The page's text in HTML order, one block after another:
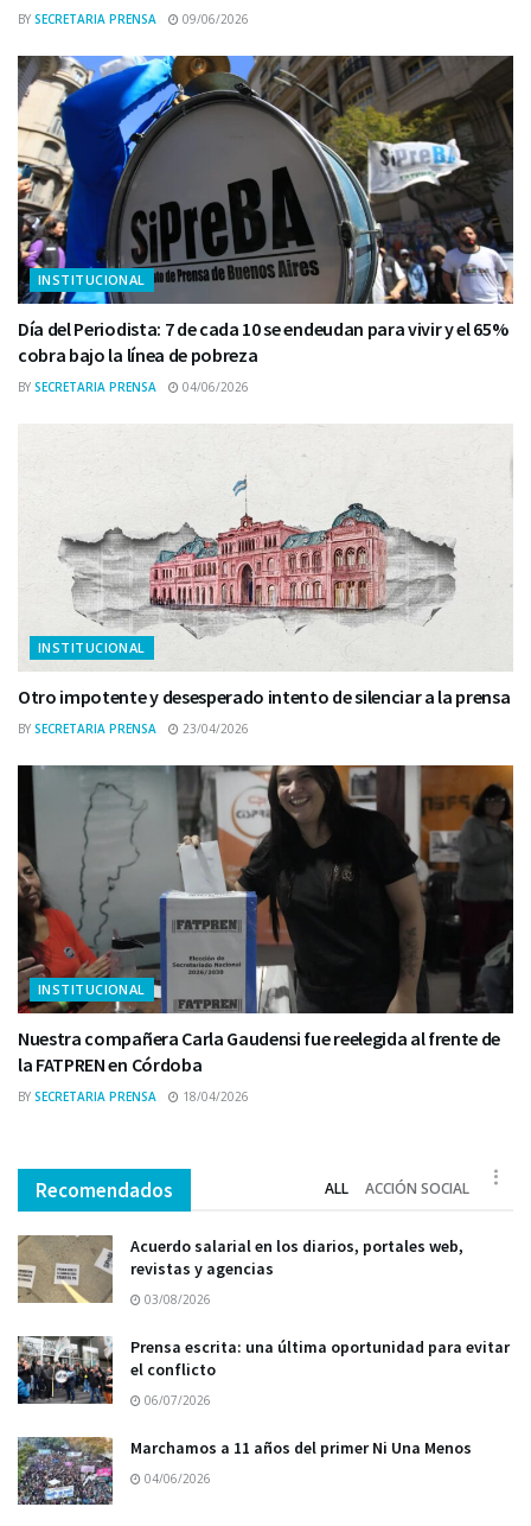
BY SECRETARIA PRENSA 09/06/2026
INSTITUCIONAL
Día del Periodista: 7 de cada 10 se endeudan para vivir y el 65%
cobra bajo la línea de pobreza
BY SECRETARIA PRENSA 04/06/2026
INSTITUCIONAL
Otro impotente y desesperado intento de silenciar a la prensa
BY SECRETARIA PRENSA 23/04/2026
INSTITUCIONAL
Nuestra compañera Carla Gaudensi fue reelegida al frente de
la FATPREN en Córdoba
BY SECRETARIA PRENSA 18/04/2026
Recomendados ALL ACCIÓN SOCIAL
Acuerdo salarial en los diarios, portales web,
revistas y agencias
03/08/2026
Prensa escrita: una última oportunidad para evitar
el conflicto
06/07/2026
Marchamos a 11 años del primer Ni Una Menos
04/06/2026